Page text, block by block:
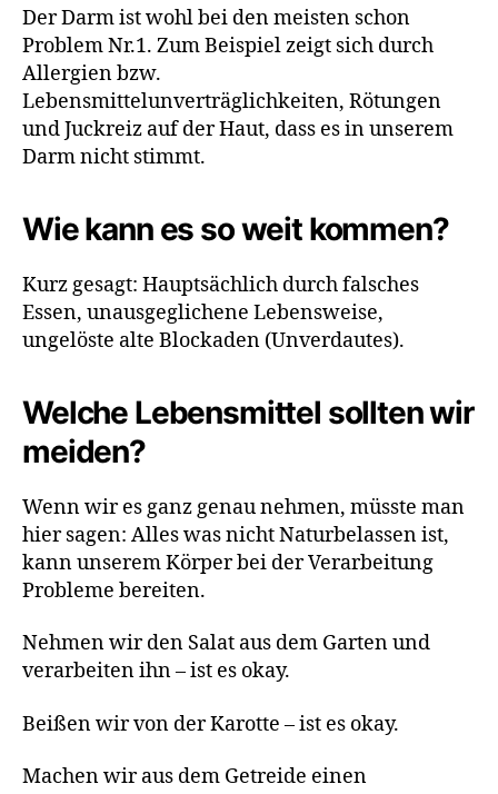
Der Darm ist wohl bei den meisten schon
Problem Nr.1. Zum Beispiel zeigt sich durch
Allergien bzw.
Lebensmittelunverträglichkeiten, Rötungen
und Juckreiz auf der Haut, dass es in unserem
Darm nicht stimmt.
Wie kann es so weit kommen?
Kurz gesagt: Hauptsächlich durch falsches
Essen, unausgeglichene Lebensweise,
ungelöste alte Blockaden (Unverdautes).
Welche Lebensmittel sollten wir
meiden?
Wenn wir es ganz genau nehmen, müsste man
hier sagen: Alles was nicht Naturbelassen ist,
kann unserem Körper bei der Verarbeitung
Probleme bereiten.
Nehmen wir den Salat aus dem Garten und
verarbeiten ihn – ist es okay.
Beißen wir von der Karotte – ist es okay.
Machen wir aus dem Getreide einen